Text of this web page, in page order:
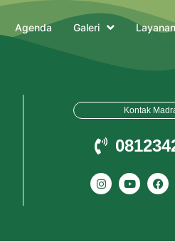
Agenda Galeri Layanan
🏫 Selamat Datang di Website
Kontak